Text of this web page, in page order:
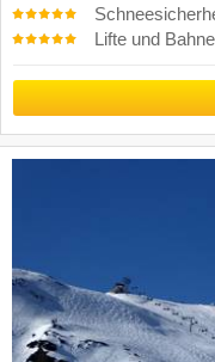
Lifte und